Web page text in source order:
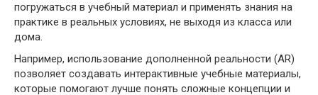
погружаться в учебный материал и применять знания на
практике в реальных условиях, не выходя из класса или
дома.
Например, использование дополненной реальности (AR)
позволяет создавать интерактивные учебные материалы,
которые помогают лучше понять сложные концепции и